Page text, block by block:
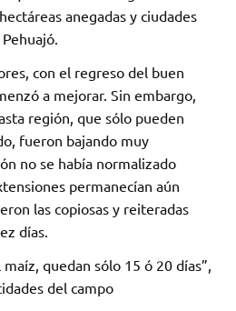
anegadas y ciudades
con el regreso del buen
a mejorar. Sin embargo,
región, que sólo pueden
fueron bajando muy
no se había normalizado
permanecían aún
las copiosas y reiteradas
días.
quedan sólo 15 ó 20 días”,
del campo